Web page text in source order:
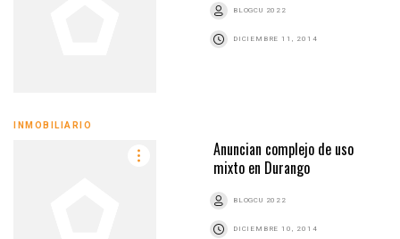
BLOGCU 2022
DICIEMBRE 11, 2014
INMOBILIARIO
Anuncian complejo de uso
mixto en Durango
BLOGCU 2022
DICIEMBRE 10, 2014